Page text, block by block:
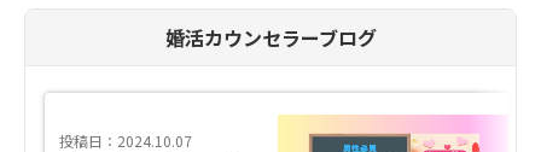
婚活カウンセラーブログ
投稿日：2024.10.07